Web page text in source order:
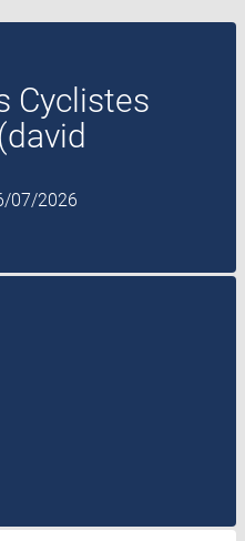
Cyclistes
07/2026